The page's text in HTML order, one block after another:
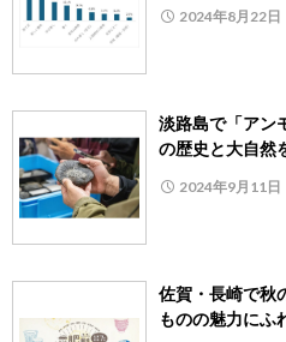
2024年8月22日
淡路島で「ア
の歴史と大自然
2024年9月11日
佐賀・長崎で秋
ものの魅力にふ